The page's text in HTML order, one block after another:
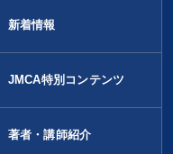
新着情報
JMCA特別コンテンツ
著者・講師紹介